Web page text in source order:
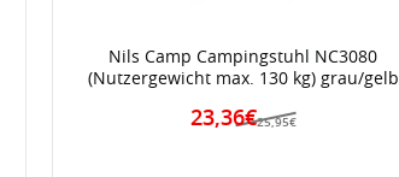
Nils Camp Campingstuhl NC3080
(Nutzergewicht max. 130 kg) grau/gelb
25,95€
23,36€